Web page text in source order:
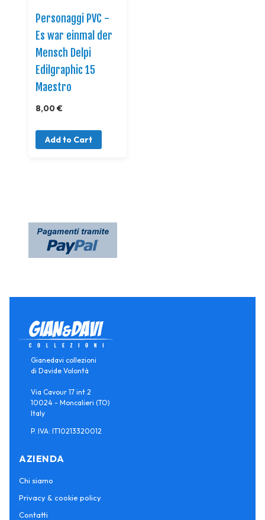
Personaggi PVC -
Es war einmal der
Mensch Delpi
Edilgraphic 15
Maestro
8,00 €
Add to Cart
Gianedavi collezioni
di Davide Volontà
Via Cavour 17 int 2
10024 - Moncalieri (TO)
Italy
P. IVA: IT10213320012
AZIENDA
Chi siamo
Privacy & cookie policy
Contatti